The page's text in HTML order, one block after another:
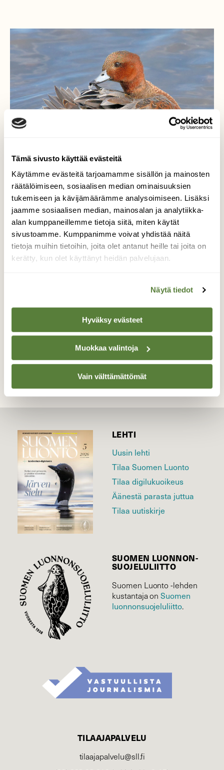
Tämä sivusto käyttää evästeitä
Käytämme evästeitä tarjoamamme sisällön ja mainosten
räätälöimiseen, sosiaalisen median ominaisuuksien
tukemiseen ja kävijämäärämme analysoimiseen. Lisäksi
jaamme sosiaalisen median, mainosalan ja analytiikka-
alan kumppaneillemme tietoja siitä, miten käytät
sivustoamme. Kumppanimme voivat yhdistää näitä
tietoja muihin tietoihin, joita olet antanut heille tai joita on
kerätty, kun olet käyttänyt heidän palvelujaan.
Näytä tiedot
Hyväksy evästeet
Muokkaa valintoja
Vain välttämättömät
Haapana
Ainoa haapana satojen vesilintujen
Valokuvaaja: Reijo Juurinen, Töölönlahti Elokuu
LEHTI
Uusin lehti
Tilaa Suomen Luonto
Tilaa digilukuoikeus
Äänestä parasta juttua
Tilaa uutiskirje
SUOMEN LUONNON­
SUOJELU­LIITTO
Suomen Luonto -lehden
kustantaja onSuomen
luonnonsuojelu­liitto.
TILAAJAPALVELU
tilaajapalvelu@sll.fi